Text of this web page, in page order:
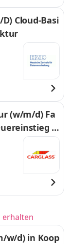
(w/m/d) Fa
-
erhalten
Koop